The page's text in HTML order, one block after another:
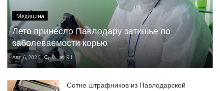
Медицина
Лето принесло Павлодару затишье по
заболеваемости корью
Авг 6, 2026 0 91
Сотне штрафников из Павлодарской